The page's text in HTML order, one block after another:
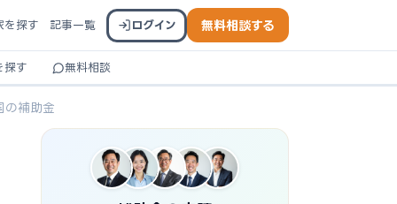
を探す 記事一覧 ログイン 無料相談する
探す 無料相談
の補助金